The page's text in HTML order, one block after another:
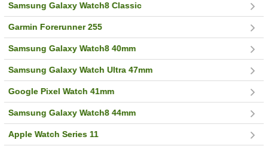
Samsung Galaxy Watch8 Classic
Garmin Forerunner 255
Samsung Galaxy Watch8 40mm
Samsung Galaxy Watch Ultra 47mm
Google Pixel Watch 41mm
Samsung Galaxy Watch8 44mm
Apple Watch Series 11